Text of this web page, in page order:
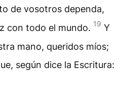
de vosotros dependa,
con todo el mundo. 19 Y
mano, queridos míos;
según dice la Escritura: